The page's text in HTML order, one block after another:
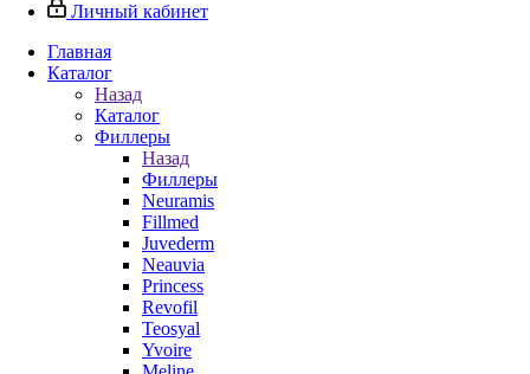
Личный кабинет
Главная
Каталог
Назад
Каталог
Филлеры
Назад
Филлеры
Neuramis
Fillmed
Juvederm
Neauvia
Princess
Revofil
Teosyal
Yvoire